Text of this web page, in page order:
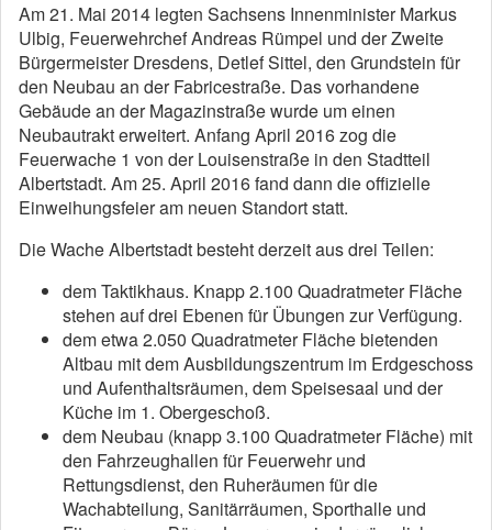
Am 21. Mai 2014 legten Sachsens Innenminister Markus
Ulbig, Feuerwehrchef Andreas Rümpel und der Zweite
Bürgermeister Dresdens, Detlef Sittel, den Grundstein für
den Neubau an der Fabricestraße. Das vorhandene
Gebäude an der Magazinstraße wurde um einen
Neubautrakt erweitert. Anfang April 2016 zog die
Feuerwache 1 von der Louisenstraße in den Stadtteil
Albertstadt. Am 25. April 2016 fand dann die offizielle
Einweihungsfeier am neuen Standort statt.
Die Wache Albertstadt besteht derzeit aus drei Teilen:
dem Taktikhaus. Knapp 2.100 Quadratmeter Fläche
stehen auf drei Ebenen für Übungen zur Verfügung.
dem etwa 2.050 Quadratmeter Fläche bietenden
Altbau mit dem Ausbildungszentrum im Erdgeschoss
und Aufenthaltsräumen, dem Speisesaal und der
Küche im 1. Obergeschoß.
dem Neubau (knapp 3.100 Quadratmeter Fläche) mit
den Fahrzeughallen für Feuerwehr und
Rettungsdienst, den Ruheräumen für die
Wachabteilung, Sanitärräumen, Sporthalle und